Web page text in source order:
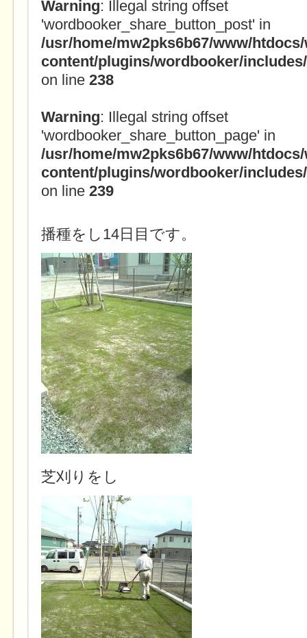
Warning: Illegal string offset
'wordbooker_share_button_post' in
/usr/home/mw2pks6b67/www/
content/plugins/wordbooker/
on line 238
Warning: Illegal string offset
'wordbooker_share_button_page' in
/usr/home/mw2pks6b67/www/
content/plugins/wordbooker/
on line 239
播種をし14日目です。
芝刈りをし